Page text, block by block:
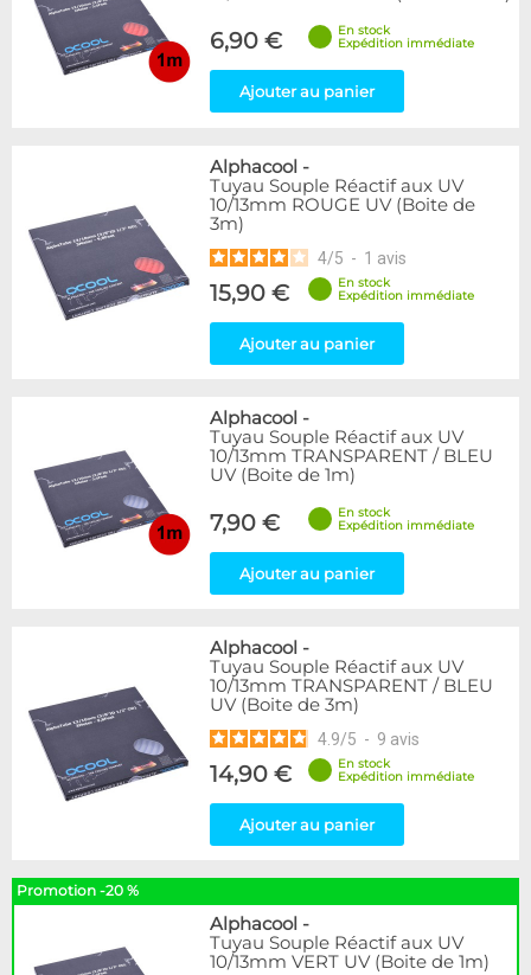
6,90 €
En stock
Expédition immédiate
Ajouter au panier
Alphacool -
Tuyau Souple Réactif aux UV
10/13mm ROUGE UV (Boite de
3m)
4/5 - 1 avis
15,90 €
En stock
Expédition immédiate
Ajouter au panier
Alphacool -
Tuyau Souple Réactif aux UV
10/13mm TRANSPARENT / BLEU
UV (Boite de 1m)
7,90 €
En stock
Expédition immédiate
Ajouter au panier
Alphacool -
Tuyau Souple Réactif aux UV
10/13mm TRANSPARENT / BLEU
UV (Boite de 3m)
4.9/5 - 9 avis
14,90 €
En stock
Expédition immédiate
Ajouter au panier
Promotion -20 %
Alphacool -
Tuyau Souple Réactif aux UV
10/13mm VERT UV (Boite de 1m)